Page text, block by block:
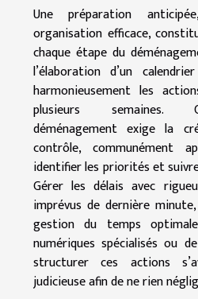
Une préparation
organisation efficace,
chaque étape du
l’élaboration d’un
harmonieusement les
plusieurs semaines.
déménagement exige la
contrôle, communément
identifier les priorités et
Gérer les délais avec
imprévus de dernière
gestion du temps
numériques spécialisés ou
structurer ces actions
judicieuse afin de ne rien